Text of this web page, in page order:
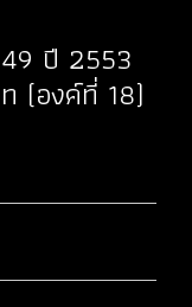
ปี 2553
(องค์ที่ 18)